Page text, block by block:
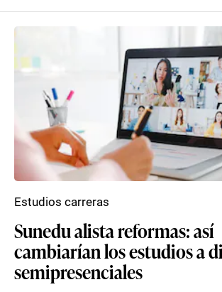
Sunedu alista reformas: así
cambiarían los estudios a
semipresenciales
Estudios carreras